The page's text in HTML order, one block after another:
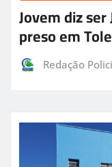
Jovem diz
preso em
Redação